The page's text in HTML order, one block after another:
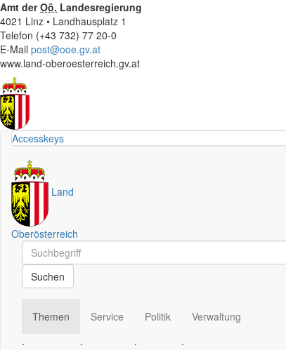
Amt derOö. Landesregierung
4021 Linz • Landhausplatz 1
Telefon (+43 732) 77 20-0
E-Mail post@ooe.gv.at
www.land-oberoesterreich.gv.at
Accesskeys
Land
Oberösterreich
Schnellsuche
Schnellsuche
Suchen
Themen
.
Service
.
Politik
.
Verwaltung
.